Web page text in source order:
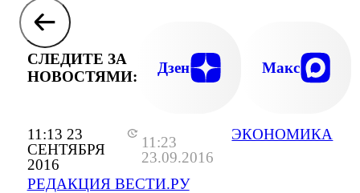
11:13 23
СЕНТЯБРЯ
2016
11:23
23.09.2016
РЕДАКЦИЯ ВЕСТИ.РУ
ЭКОНОМИКА
СЛЕДИТЕ ЗА
НОВОСТЯМИ:
Дзен Макс